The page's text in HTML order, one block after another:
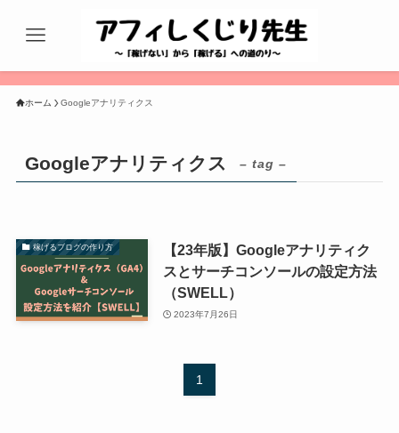
ホーム Googleアナリティクス
Googleアナリティクス – tag –
稼げるブログの作り方
【23年版】Googleアナリティク
スとサーチコンソールの設定方法
（SWELL）
2023年7月26日
1